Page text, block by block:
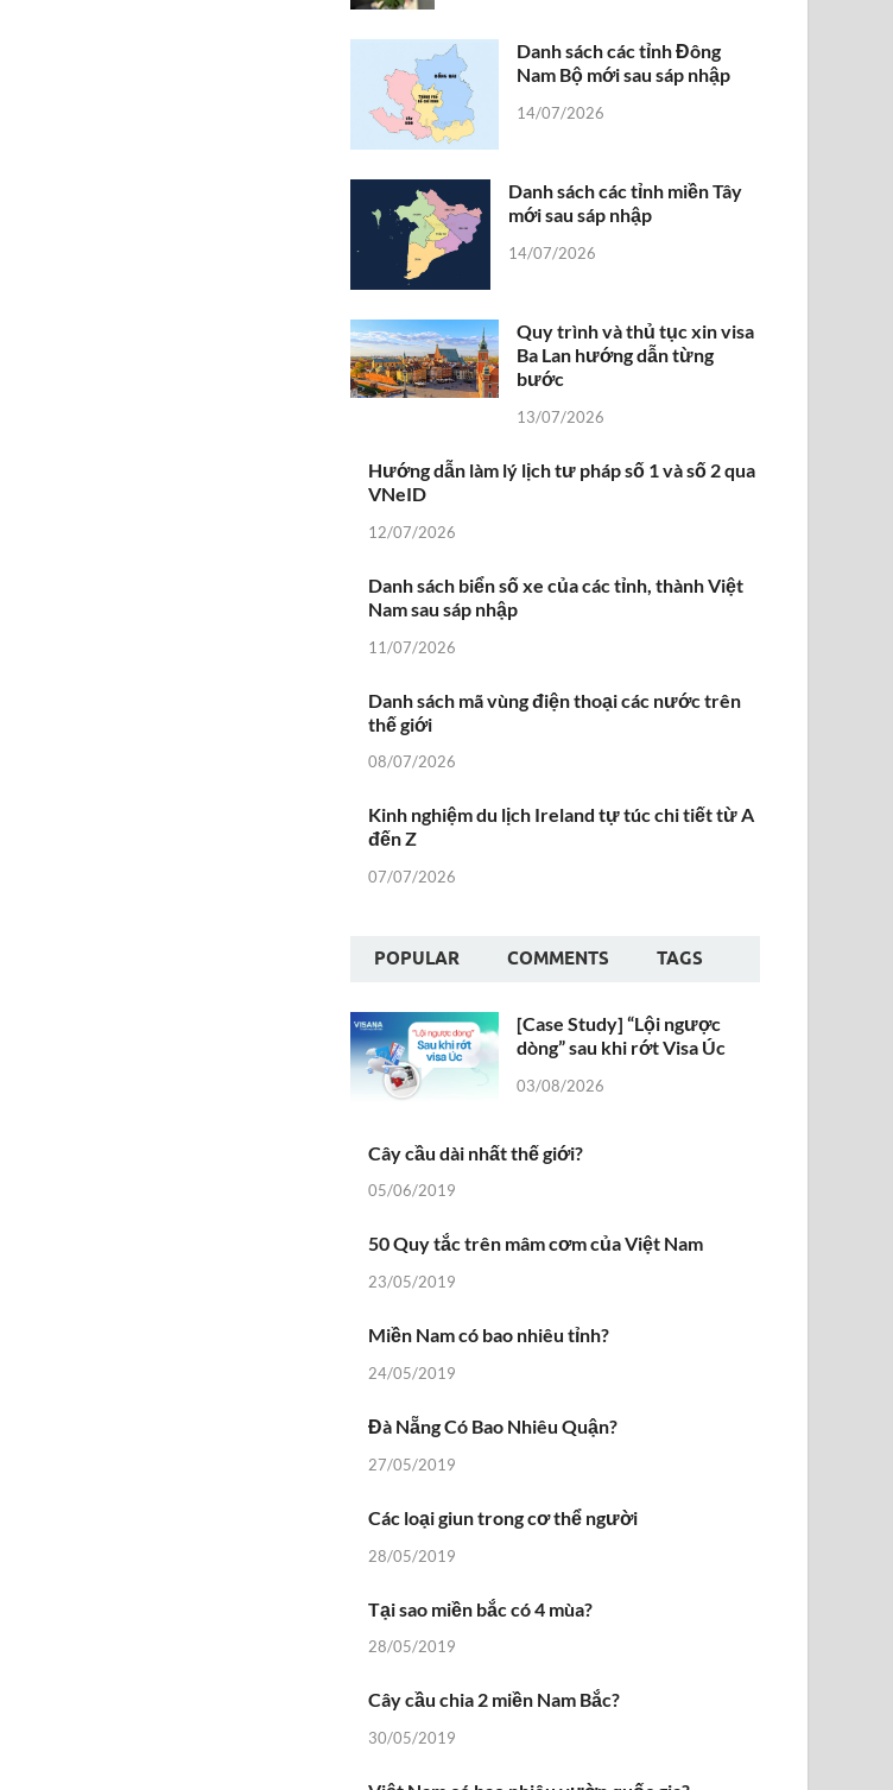
Danh sách các tỉnh Đông
Nam Bộ mới sau sáp nhập
14/07/2026
Danh sách các tỉnh miền Tây
mới sau sáp nhập
14/07/2026
Quy trình và thủ tục xin visa
Ba Lan hướng dẫn từng
bước
13/07/2026
Hướng dẫn làm lý lịch tư pháp số 1 và số 2 qua
VNeID
12/07/2026
Danh sách biển số xe của các tỉnh, thành Việt
Nam sau sáp nhập
11/07/2026
Danh sách mã vùng điện thoại các nước trên
thế giới
08/07/2026
Kinh nghiệm du lịch Ireland tự túc chi tiết từ A
đến Z
07/07/2026
POPULAR COMMENTS TAGS
[Case Study] “Lội ngược
dòng” sau khi rớt Visa Úc
03/08/2026
Cây cầu dài nhất thế giới?
05/06/2019
50 Quy tắc trên mâm cơm của Việt Nam
23/05/2019
Miền Nam có bao nhiêu tỉnh?
24/05/2019
Đà Nẵng Có Bao Nhiêu Quận?
27/05/2019
Các loại giun trong cơ thể người
28/05/2019
Tại sao miền bắc có 4 mùa?
28/05/2019
Cây cầu chia 2 miền Nam Bắc?
30/05/2019